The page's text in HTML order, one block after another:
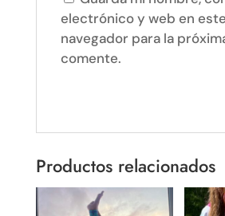
electrónico y web en este
navegador para la
comente.
Productos relacionados